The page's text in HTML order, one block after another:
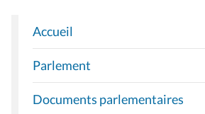
N
A
V
I
Accueil
Parlement
Documents parlementaires